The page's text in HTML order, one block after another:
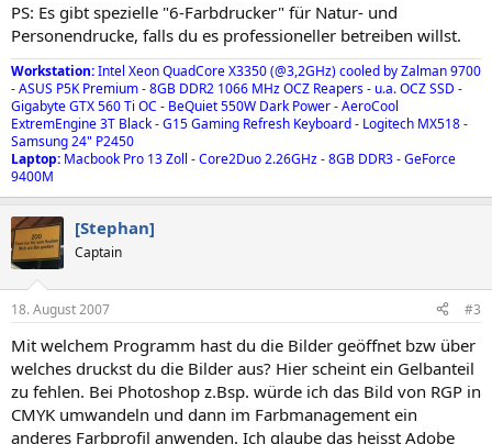
PS: Es gibt spezielle "6-Farbdrucker" für Natur- und
Personendrucke, falls du es professioneller betreiben willst.
Workstation:Intel Xeon QuadCore X3350 (@3,2GHz) cooled by Zalman 9700
- ASUS P5K Premium - 8GB DDR2 1066 MHz OCZ Reapers - u.a. OCZ SSD -
Gigabyte GTX 560 Ti OC - BeQuiet 550W Dark Power - AeroCool
ExtremEngine 3T Black - G15 Gaming Refresh Keyboard - Logitech MX518 -
Samsung 24" P2450
Laptop: Macbook Pro 13 Zoll - Core2Duo 2.26GHz - 8GB DDR3 - GeForce
9400M
[Stephan]
Captain
18. August 2007 #3
Mit welchem Programm hast du die Bilder geöffnet bzw über
welches druckst du die Bilder aus? Hier scheint ein Gelbanteil
zu fehlen. Bei Photoshop z.Bsp. würde ich das Bild von RGP in
CMYK umwandeln und dann im Farbmanagement ein
anderes Farbprofil anwenden. Ich glaube das heisst Adobe